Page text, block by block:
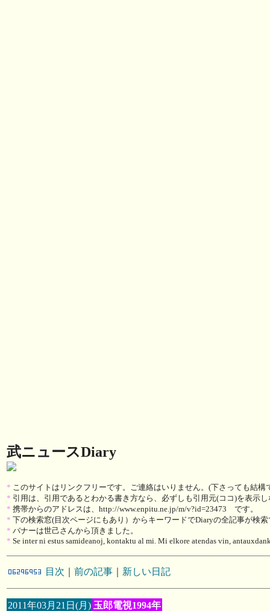
武ニュースDiary
* このサイトはリンクフリーです。ご連絡はいりません。(下さっても結構
* 引用は、引用であるとわかる書き方なら、必ずしも引用元(ココ)を表示
* 携帯からのアドレスは、http://www.enpitu.ne.jp/m/v?id=23473 です。
* 下の検索窓(目次ページにもあり）からキーワードでDiaryの全記事が検
* バナーは世己さんから頂きました。
* Se inter ni estus samideanoj, kontaktu al mi. Mi elkore atendas vin,
目次 前の記事 新しい日記
2011年03月21日(月) 玉郎電視1994年